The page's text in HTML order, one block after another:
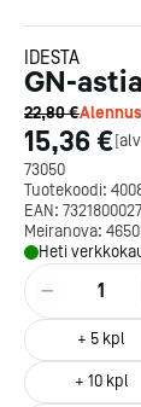
IDESTA
GN-
22,80 €Alennus
15,36 €[
73050
Tuotekoodi:
EAN:
Meiranova:
Heti
1
+ 5 kpl
+ 10kpl